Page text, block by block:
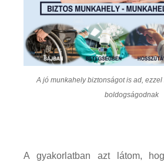
A jó munkahely biztonságot is ad,
boldogságodnak
A gyakorlatban azt látom,